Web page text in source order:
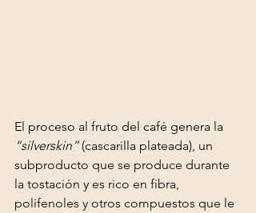
El proceso al fruto del café genera la
“silverskin” (cascarilla plateada), un
subproducto que se produce durante
la tostación y es rico en fibra,
polifenoles y otros compuestos que le